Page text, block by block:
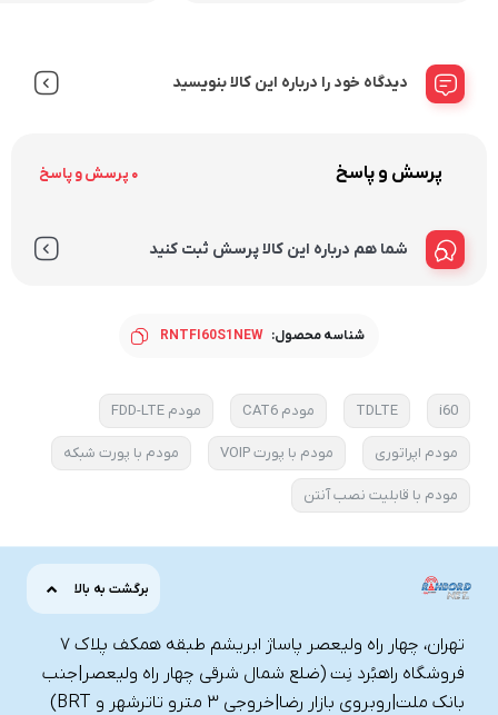
دیدگاه خود را درباره این کالا بنویسید
پرسش و پاسخ 0 پرسش و پاسخ
شما هم درباره این کالا پرسش ثبت کنید
شناسه محصول: RNTFI60S1NEW
i60
TDLTE مودم CAT6 مودم FDD-LTE
مودم اپراتوری مودم با پورت VOIP مودم با پورت شبکه
مودم با قابلیت نصب آنتن
برگشت به بالا
تهران، چهار راه ولیعصر پاساژ ابریشم طبقه همکف پلاک ۷
فروشگاه راهبُرد نِت (ضلع شمال شرقی چهار راه ولیعصر|جنب
بانک ملت|روبروی بازار رضا|خروجی ۳ مترو تاترشهر و BRT)‎‎